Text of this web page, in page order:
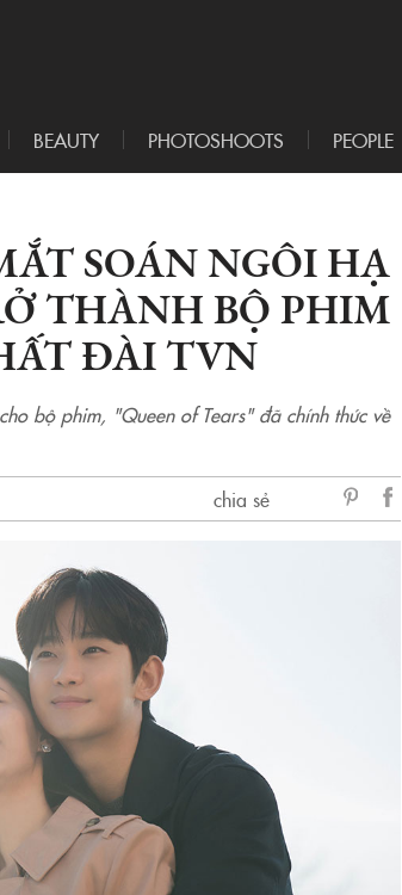
BEAUTY PHOTOSHOOTS PEOPLE
SOÁN NGÔI HẠ
THÀNH BỘ PHIM
ĐÀI TVN
bộ phim, "Queen of Tears" đã chính thức về
chia sẻ